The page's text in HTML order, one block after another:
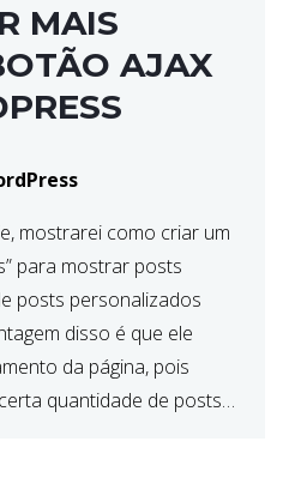
MAIS
AJAX
mostrarei como criar um
para mostrar posts
posts personalizados
disso é que ele
da página, pois
quantidade de posts